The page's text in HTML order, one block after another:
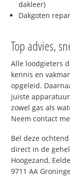
dakleer)
Dakgoten
Top advies,
Alle loodgieters
kennis en
opgeleid.
juiste
zowel gas als
Neem contact
Bel deze
direct in de
Hoogezand,
9711 AA